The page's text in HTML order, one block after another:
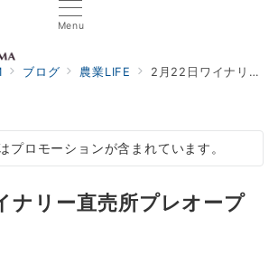
Menu
ブログ 農業LIFE 2月22日ワイナリー直売所プレオープン
プロモーションが含まれています。
ナリー直売所プレオープ